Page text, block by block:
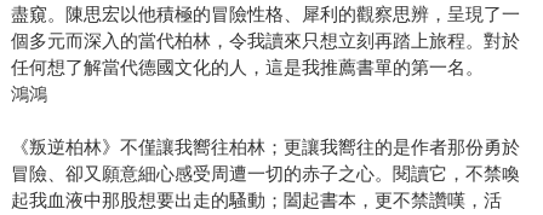
盡窺。陳思宏以他積極的冒險性格、犀利的觀察思辨，呈現了一
個多元而深入的當代柏林，令我讀來只想立刻再踏上旅程。對於
任何想了解當代德國文化的人，這是我推薦書單的第一名。
鴻鴻
《叛逆柏林》不僅讓我嚮往柏林；更讓我嚮往的是作者那份勇於
冒險、卻又願意細心感受周遭一切的赤子之心。閱讀它，不禁喚
起我血液中那股想要出走的騷動；闔起書本，更不禁讚嘆，活